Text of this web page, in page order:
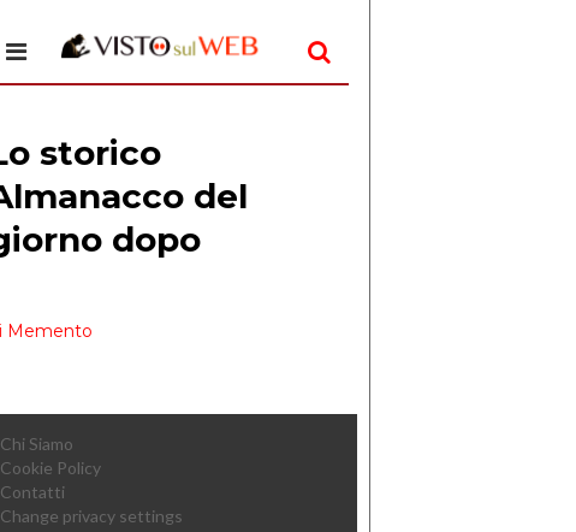
Chi Siamo
Cookie Policy
Contatti
Change privacy settings